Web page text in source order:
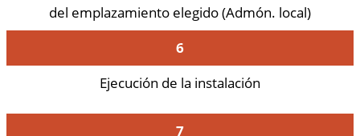
del emplazamiento elegido (Admón. local)
6
Ejecución de la instalación
7